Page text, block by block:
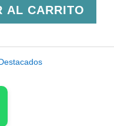
AL CARRITO